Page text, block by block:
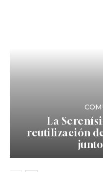
La
reutilización